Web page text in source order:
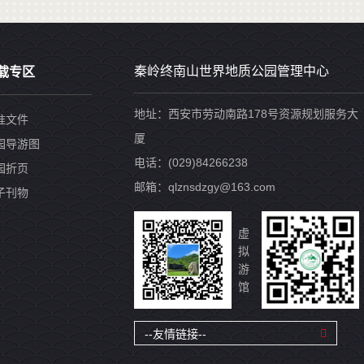
专区
文件
导游图
折页
刊物
秦岭终南山世界地质公园管理中心
地址：西安市劳动南路178号资源规划服务大
厦
电话：(029)84266238
邮箱：qlznsdzgy@163.com
虚
拟
游
馆
--友情链接--